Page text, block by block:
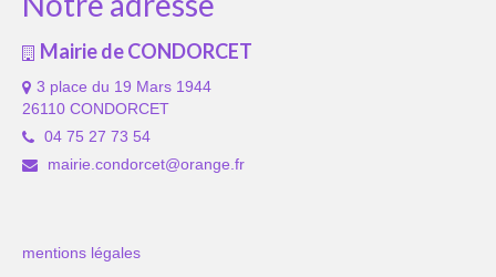
Mairie de CONDORCET
3 place du 19 Mars 1944
26110 CONDORCET
04 75 27 73 54
mairie.condorcet@orange.fr
mentions légales